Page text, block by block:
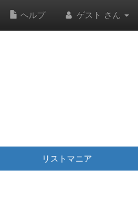
ヘルプ ゲスト さん
リストマニア